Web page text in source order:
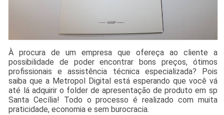
À procura de um empresa que ofereça ao cliente a
possibilidade de poder encontrar bons preços, ótimos
profissionais e assistência técnica especializada? Pois
saiba que a Metropol Digital está esperando que você vá
até lá adquirir o folder de apresentação de produto em sp
Santa Cecília! Todo o processo é realizado com muita
praticidade, economia e sem burocracia.